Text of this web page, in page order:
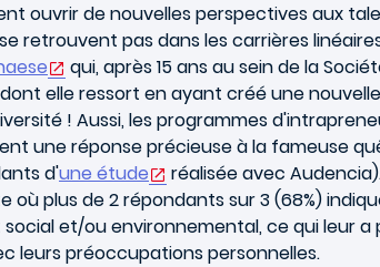
ouvrir de nouvelles perspectives aux
retrouvent pas dans les carrières
qui, après 15 ans au sein de la
elle ressort en ayant créé une
! Aussi, les programmes
une réponse précieuse à la fameuse
d'une étude
réalisée avec
plus de 2 répondants sur 3 (68%)
et/ou environnemental, ce qui leur a
leurs préoccupations personnelles.